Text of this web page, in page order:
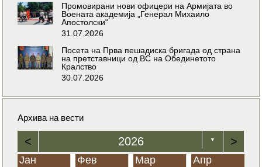
Промовирани нови офицери на Армијата во
Воената академија „Генерал Михаило
Апостолски“
31.07.2026
Посета на Прва пешадиска бригада од страна
на претставници од ВС на Обединетото
Кралство
30.07.2026
Архива на вести
< 2026 ▼ >
Јан Фев Мар Апр